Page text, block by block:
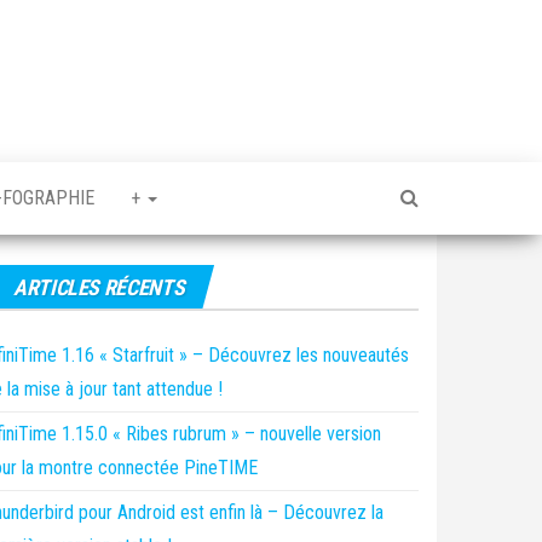
+
ARTICLES RÉCENTS
1.16 « Starfruit » – Découvrez les nouveautés
la mise à jour tant attendue !
1.15.0 « Ribes rubrum » – nouvelle version
la montre connectée PineTIME
pour Android est enfin là – Découvrez la